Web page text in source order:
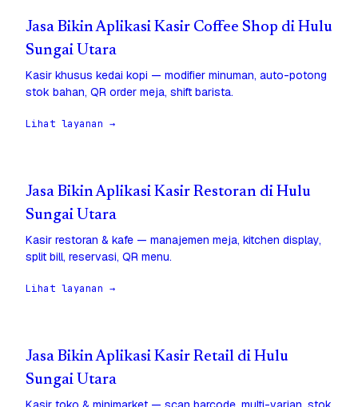
Jasa Bikin Aplikasi Kasir Coffee Shop di Hulu
Sungai Utara
Kasir khusus kedai kopi — modifier minuman, auto-potong
stok bahan, QR order meja, shift barista.
Lihat layanan →
Jasa Bikin Aplikasi Kasir Restoran di Hulu
Sungai Utara
Kasir restoran & kafe — manajemen meja, kitchen display,
split bill, reservasi, QR menu.
Lihat layanan →
Jasa Bikin Aplikasi Kasir Retail di Hulu
Sungai Utara